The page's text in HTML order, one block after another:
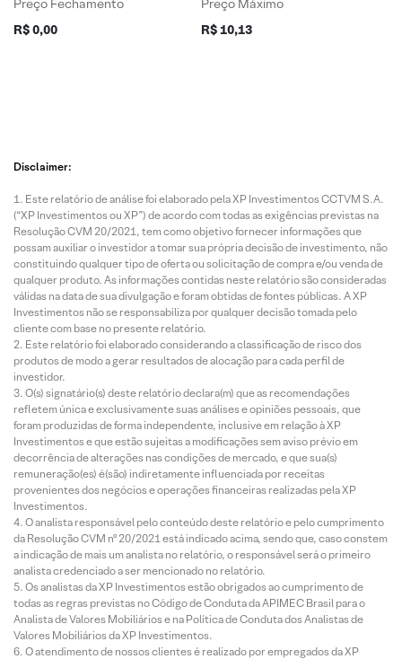
Preço Fechamento
R$ 0,00
Preço Máximo
R$ 10,13
Disclaimer:
Este relatório de análise foi elaborado pela XP Investimentos CCTVM S.A.
(“XP Investimentos ou XP”) de acordo com todas as exigências previstas na
Resolução CVM 20/2021, tem como objetivo fornecer informações que
possam auxiliar o investidor a tomar sua própria decisão de investimento, não
constituindo qualquer tipo de oferta ou solicitação de compra e/ou venda de
qualquer produto. As informações contidas neste relatório são consideradas
válidas na data de sua divulgação e foram obtidas de fontes públicas. A XP
Investimentos não se responsabiliza por qualquer decisão tomada pelo
cliente com base no presente relatório.
Este relatório foi elaborado considerando a classificação de risco dos
produtos de modo a gerar resultados de alocação para cada perfil de
investidor.
O(s) signatário(s) deste relatório declara(m) que as recomendações
refletem única e exclusivamente suas análises e opiniões pessoais, que
foram produzidas de forma independente, inclusive em relação à XP
Investimentos e que estão sujeitas a modificações sem aviso prévio em
decorrência de alterações nas condições de mercado, e que sua(s)
remuneração(es) é(são) indiretamente influenciada por receitas
provenientes dos negócios e operações financeiras realizadas pela XP
Investimentos.
O analista responsável pelo conteúdo deste relatório e pelo cumprimento
da Resolução CVM nº 20/2021 está indicado acima, sendo que, caso constem
a indicação de mais um analista no relatório, o responsável será o primeiro
analista credenciado a ser mencionado no relatório.
Os analistas da XP Investimentos estão obrigados ao cumprimento de
todas as regras previstas no Código de Conduta da APIMEC Brasil para o
Analista de Valores Mobiliários e na Política de Conduta dos Analistas de
Valores Mobiliários da XP Investimentos.
O atendimento de nossos clientes é realizado por empregados da XP